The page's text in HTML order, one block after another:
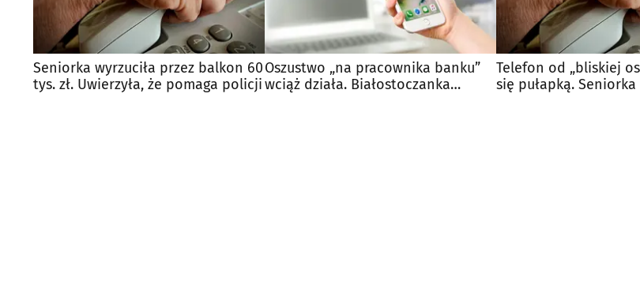
Seniorka wyrzuciła przez balkon 60
tys. zł. Uwierzyła, że pomaga policji
Oszustwo „na pracownika banku”
wciąż działa. Białostoczanka
Telefon od „bliskiej
się pułapką.